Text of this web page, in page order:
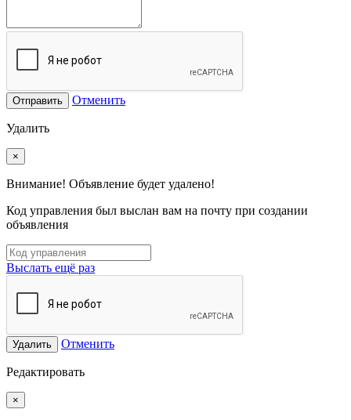
Отправить Отменить
Удалить
×
Внимание! Объявление будет удалено!
Код управления был выслан вам на почту при создании
объявления
Выслать ещё раз
Удалить Отменить
Редактировать
×